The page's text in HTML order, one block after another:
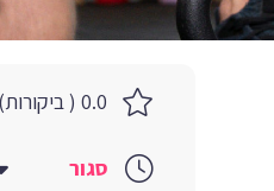
0.0 ( ביקורות)
סגור